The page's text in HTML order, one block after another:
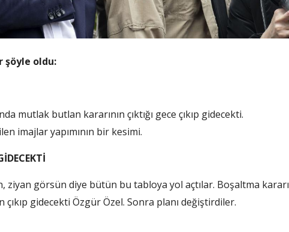
şöyle oldu:
mutlak butlan kararının çıktığı gece çıkıp gidecekti.
imajlar yapımının bir kesimi.
ziyan görsün diye bütün bu tabloya yol açtılar. Boşaltma kararı
çıkıp gidecekti Özgür Özel. Sonra planı değiştirdiler.